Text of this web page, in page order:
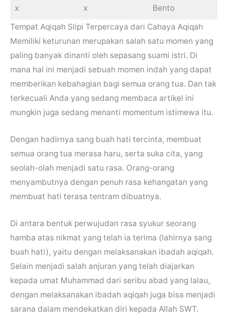
x x
Bento
Tempat Aqiqah Slipi Terpercaya dari Cahaya Aqiqah
Memiliki keturunan merupakan salah satu momen yang
paling banyak dinanti oleh sepasang suami istri. Di
mana hal ini menjadi sebuah momen indah yang dapat
memberikan kebahagian bagi semua orang tua. Dan tak
terkecuali Anda yang sedang membaca artikel ini
mungkin juga sedang menanti momentum istimewa itu.
Dengan hadirnya sang buah hati tercinta, membuat
semua orang tua merasa haru, serta suka cita, yang
seolah-olah menjadi satu rasa. Orang-orang
menyambutnya dengan penuh rasa kehangatan yang
membuat hati terasa tentram dibuatnya.
Di antara bentuk perwujudan rasa syukur seorang
hamba atas nikmat yang telah ia terima (lahirnya sang
buah hati), yaitu dengan melaksanakan ibadah aqiqah.
Selain menjadi salah anjuran yang telah diajarkan
kepada umat Muhammad dari seribu abad yang lalau,
dengan melaksanakan ibadah aqiqah juga bisa menjadi
sarana dalam mendekatkan diri kepada Allah SWT.